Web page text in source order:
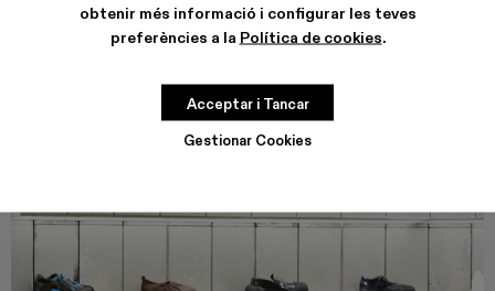
obtenir més informació i configurar les teves
preferències a la Política de cookies.
Gestionar Cookies
Acceptar i Tancar